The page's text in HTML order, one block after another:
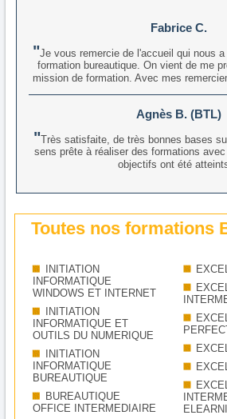
Fabrice C.
Je vous remercie de l'accueil qui nous
formation bureautique. On vient de me
mission de formation. Avec mes
Agnès B. (BTL)
Très satisfaite, de très bonnes bases
sens prête à réaliser des formations
objectifs ont été
Toutes nos formations
INITIATION
INFORMATIQUE
WINDOWS ET INTERNET
INITIATION
INFORMATIQUE ET
OUTILS DU NUMERIQUE
INITIATION
INFORMATIQUE
BUREAUTIQUE
BUREAUTIQUE
OFFICE INTERMEDIAIRE
EXCEL
EXCEL
EXCEL
EXCEL